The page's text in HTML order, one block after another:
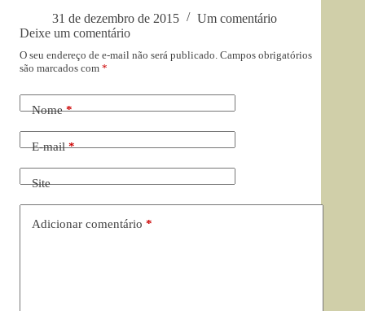
31 de dezembro de 2015
Um comentário
Deixe um comentário
O seu endereço de e-mail não será publicado. Campos obrigatórios
são marcados com *
Nome*
E-mail*
Site
Adicionar comentário *